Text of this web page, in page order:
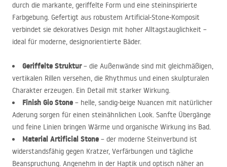
durch die markante, geriffelte Form und eine steininspirierte
Farbgebung. Gefertigt aus robustem Artificial-Stone-Komposit
verbindet sie dekoratives Design mit hoher Alltagstauglichkeit –
ideal für moderne, designorientierte Bäder.
Geriffelte Struktur– die Außenwände sind mit gleichmäßigen,
vertikalen Rillen versehen, die Rhythmus und einen skulpturalen
Charakter erzeugen. Ein Detail mit starker Wirkung.
Finish Gio Stone – helle, sandig-beige Nuancen mit natürlicher
Aderung sorgen für einen steinähnlichen Look. Sanfte Übergänge
und feine Linien bringen Wärme und organische Wirkung ins Bad.
Material Artificial Stone – der moderne Steinverbund ist
widerstandsfähig gegen Kratzer, Verfärbungen und tägliche
Beanspruchung. Angenehm in der Haptik und optisch näher an